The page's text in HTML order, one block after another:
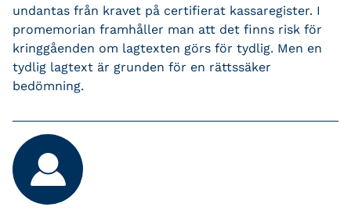
undantas från kravet på certifierat kassaregister. I
promemorian framhåller man att det finns risk för
kringgåenden om lagtexten görs för tydlig. Men en
tydlig lagtext är grunden för en rättssäker
bedömning.